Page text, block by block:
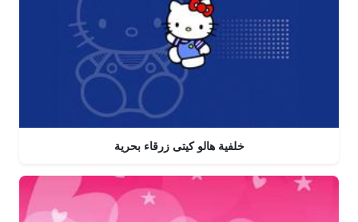
خلفية هالو كيتى زرقاء بحرية